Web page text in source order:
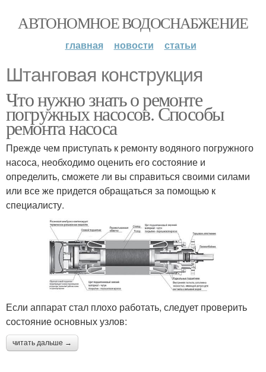
АВТОНОМНОЕ ВОДОСНАБЖЕНИЕ
главная новости статьи
Штанговая конструкция
Что нужно знать о ремонте
погружных насосов. Способы
ремонта насоса
Прежде чем приступать к ремонту водяного погружного
насоса, необходимо оценить его состояние и
определить, сможете ли вы справиться своими силами
или все же придется обращаться за помощью к
специалисту.
Если аппарат стал плохо работать, следует проверить
состояние основных узлов:
читать дальше →